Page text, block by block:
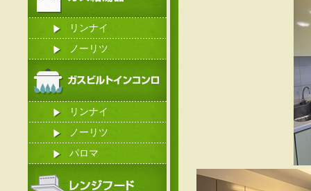
リンナイ
ノーリツ
リンナイ
ノーリツ
パロマ